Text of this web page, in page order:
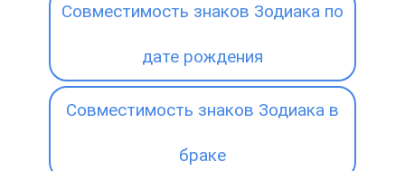
Совместимость знаков Зодиака по
дате рождения
Совместимость знаков Зодиака в
браке